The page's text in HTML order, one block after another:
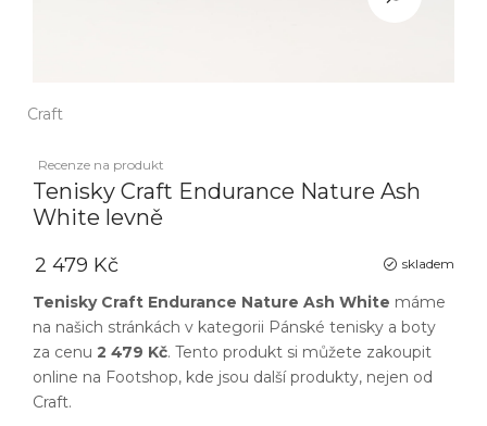
Craft
Recenze na produkt
Tenisky Craft Endurance Nature Ash
White levně
skladem
2 479 Kč
Tenisky Craft Endurance Nature Ash White máme
na našich stránkách v kategorii Pánské tenisky a boty
za cenu 2 479 Kč. Tento produkt si můžete zakoupit
online na Footshop, kde jsou další produkty, nejen od
Craft.